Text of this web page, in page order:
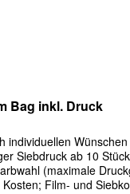
Bag inkl. Druck
individuellen
Siebdruck ab 10
(maximale
Film- und